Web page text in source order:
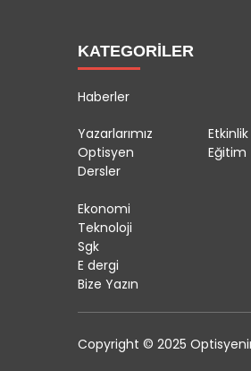
KATEGORİLER
Haberler
Yazarlarımız
Etkinlik
Optisyen
Eğitim
Dersler
Ekonomi
Teknoloji
Sgk
E dergi
Bize Yazın
Copyright © 2025